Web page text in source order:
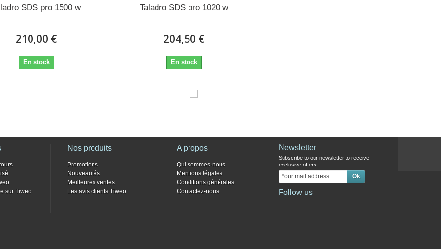
SDS pro 1500 w
210,00 €
En stock
Taladro SDS pro 1020 w
204,50 €
En stock
sur Tiweo
Nos produits
Promotions
Nouveautés
Meilleures ventes
Les avis clients Tiweo
A propos
Qui sommes-nous
Mentions légales
Conditions générales
Contactez-nous
Newsletter
Subscribe to our newsletter to receive
exclusive offers
Follow us